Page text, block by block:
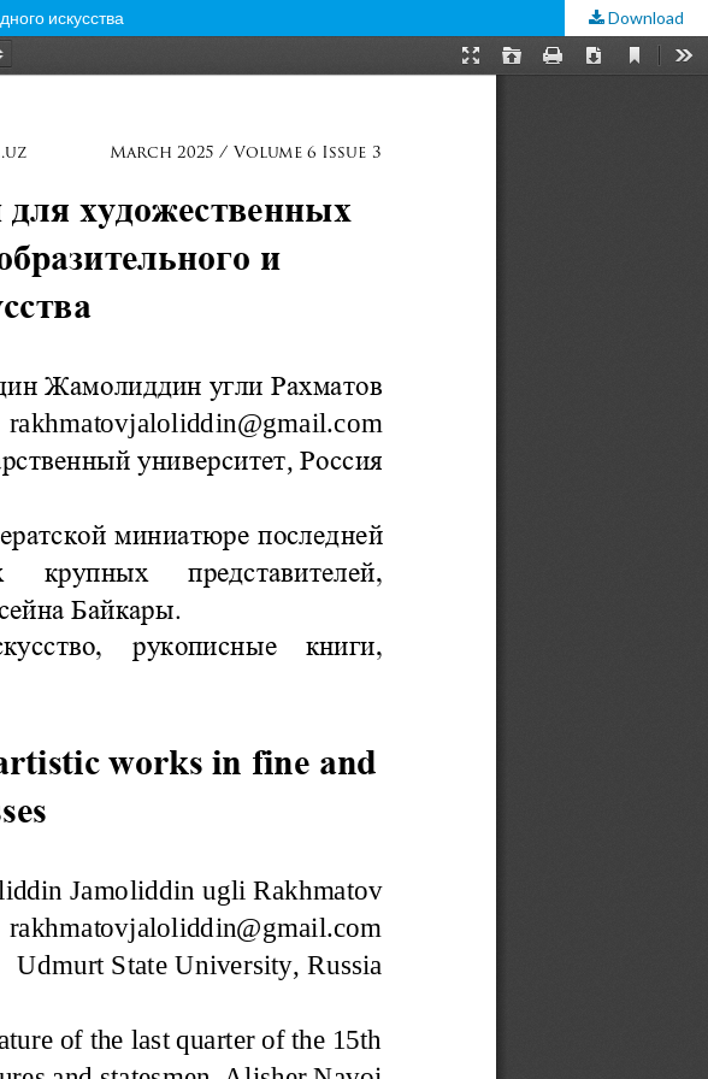
искусства Download